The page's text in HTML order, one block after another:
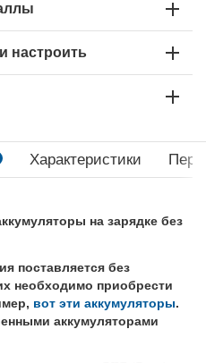
настроить
Характеристики
на зарядке без
поставляется без
необходимо приобрести
вот эти аккумуляторы.
аккумуляторами